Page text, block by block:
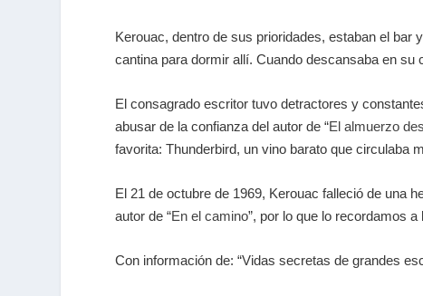
Kerouac, dentro de sus prioridades, estaban el bar
cantina para dormir allí. Cuando descansaba en
El consagrado escritor tuvo detractores y
abusar de la confianza del autor de “El almuerzo
favorita: Thunderbird, un vino barato que circulaba
El 21 de octubre de 1969, Kerouac falleció de una
autor de “En el camino”, por lo que lo recordamos a
Con información de: “Vidas secretas de grandes